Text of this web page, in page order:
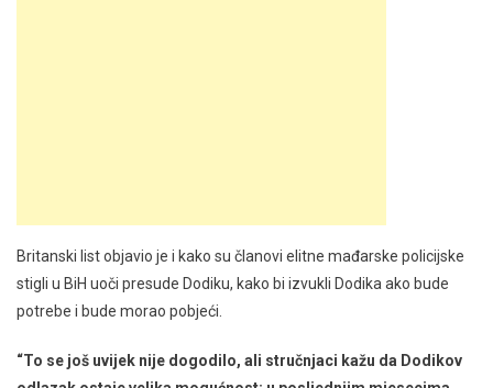
Britanski list objavio je i kako su članovi elitne mađarske policijske
stigli u BiH uoči presude Dodiku, kako bi izvukli Dodika ako bude
potrebe i bude morao pobjeći.
“To se još uvijek nije dogodilo, ali stručnjaci kažu da Dodikov